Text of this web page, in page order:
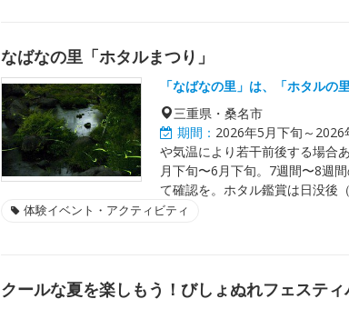
なばなの里「ホタルまつり」
「なばなの里」は、「ホタルの
三重県・桑名市
期間： 2026年5月下旬～
や気温により若干前後する場合
月下旬〜6月下旬。7週間〜8週
て確認を。ホタル鑑賞は日没後
体験イベント・アクティビティ
クールな夏を楽しもう！びしょぬれフェスティ